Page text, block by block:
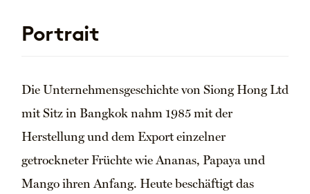
Portrait
Die Unternehmensgeschichte von Siong Hong Ltd
mit Sitz in Bangkok nahm 1985 mit der
Herstellung und dem Export einzelner
getrockneter Früchte wie Ananas, Papaya und
Mango ihren Anfang. Heute beschäftigt das